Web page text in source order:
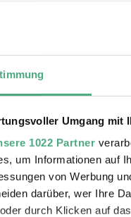
Umgang mit
1022 Partner
um Informationen auf
von Werbung
darüber, wer Ihre
durch Klicken auf
der Trägerschaft